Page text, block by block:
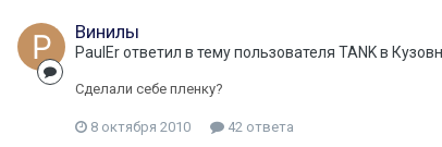
Винилы
PaulErответил в тему пользователя TANKв
Сделали себе пленку?
8 октября 2010 42 ответа